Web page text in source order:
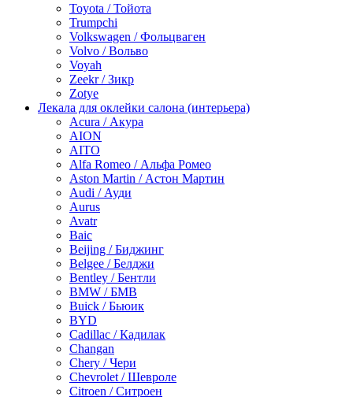
Toyota / Тойота
Trumpchi
Volkswagen / Фольцваген
Volvo / Вольво
Voyah
Zeekr / Зикр
Zotye
Лекала для оклейки салона (интерьера)
Acura / Акура
AION
AITO
Alfa Romeo / Альфа Ромео
Aston Martin / Астон Мартин
Audi / Ауди
Aurus
Avatr
Baic
Beijing / Биджинг
Belgee / Белджи
Bentley / Бентли
BMW / БМВ
Buick / Бьюик
BYD
Cadillac / Кадилак
Changan
Chery / Чери
Chevrolet / Шевроле
Citroen / Ситроен